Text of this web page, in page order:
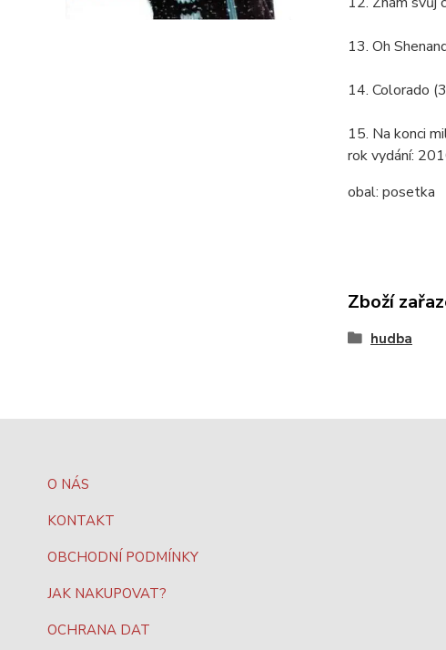
13. Oh
14. Colorado
15. Na konci
rok vydání:
obal: posetka
Zboží
hudba
O NÁS
KONTAKT
OBCHODNÍ PODMÍNKY
JAK NAKUPOVAT?
OCHRANA DAT